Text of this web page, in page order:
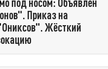
Приказ на
Жёсткий